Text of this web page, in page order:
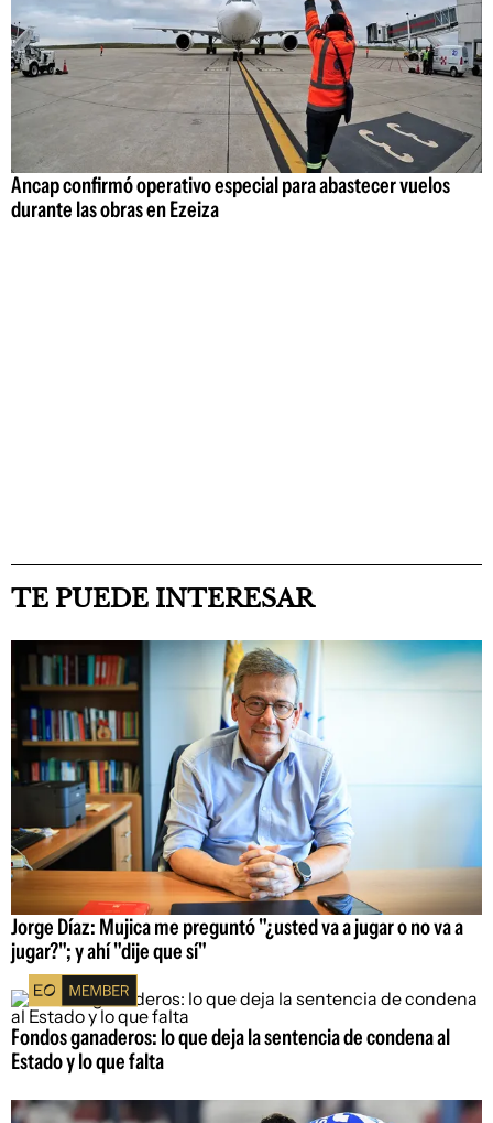
Ancap confirmó operativo especial para abastecer vuelos
durante las obras en Ezeiza
TE PUEDE INTERESAR
Jorge Díaz: Mujica me preguntó "¿usted va a jugar o no va a
jugar?"; y ahí "dije que sí"
Fondos ganaderos: lo que deja la sentencia de condena al
Estado y lo que falta